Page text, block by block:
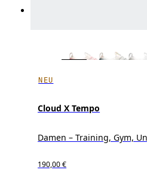
NEU
Cloud X Tempo
Damen – Training, Gym,
190,00 €